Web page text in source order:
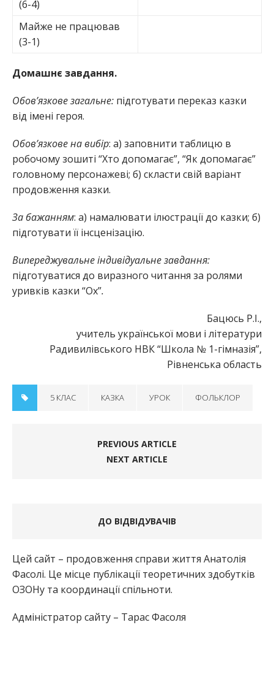
(6-4)
Майже не працював
(3-1)
Домашнє завдання.
Обов’язкове загальне: підготувати переказ казки
від імені героя.
Обов’язкове на вибір: а) заповнити таблицю в
робочому зошиті “Хто допомагає”, “Як допомагає”
головному персонажеві; б) скласти свій варіант
продовження казки.
За бажанням: а) намалювати ілюстрації до казки; б)
підготувати її інсценізацію.
Випереджувальне індивідуальне завдання:
підготуватися до виразного читання за ролями
уривків казки “Ох”.
Бацюсь Р.І.,
учитель української мови і літератури
Радивилівського НВК “Школа № 1-гімназія”,
Рівненська область
5 КЛАС КАЗКА УРОК ФОЛЬКЛОР
PREVIOUS ARTICLE
NEXT ARTICLE
ДО ВІДВІДУВАЧІВ
Цей сайт – продовження справи життя Анатолія
Фасолі. Це місце публікації теоретичних здобутків
ОЗОНу та координації спільноти.
Адміністратор сайту – Тарас Фасоля